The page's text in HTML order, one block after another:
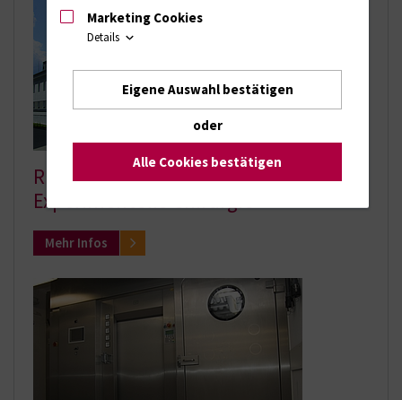
Rudolf-Zenker-Institut für
Experimentelle Chirurgie
Mehr Infos
Marketing Cookies
Details
Eigene Auswahl bestätigen
oder
Alle Cookies bestätigen